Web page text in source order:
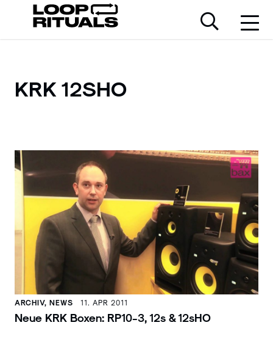
KRK 12SHO
ARCHIV, NEWS 11. APR 2011
Neue KRK Boxen: RP10-3, 12s & 12sHO